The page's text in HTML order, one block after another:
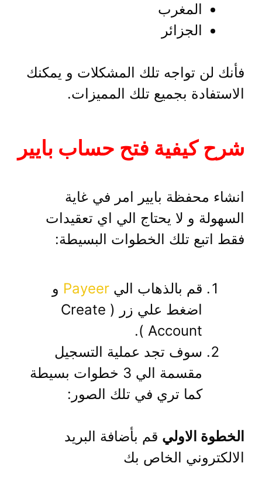
المغرب
الجزائر
فأنك لن تواجه تلك المشكلات و يمكنك
الاستفادة بجميع تلك المميزات.
شرح كيفية فتح حساب بايير
انشاء محفظة بايير امر في غاية
السهولة و لا يحتاج الي اي تعقيدات
فقط اتبع تلك الخطوات البسيطة:
قم بالذهاب الي Payeerو
اضغط علي زر ( Create
Account ).
سوف تجد عملية التسجيل
مقسمة الي 3 خطوات بسيطة
كما تري في تلك الصور:
الخطوة الاوليقم بأضافة البريد
الالكتروني الخاص بك